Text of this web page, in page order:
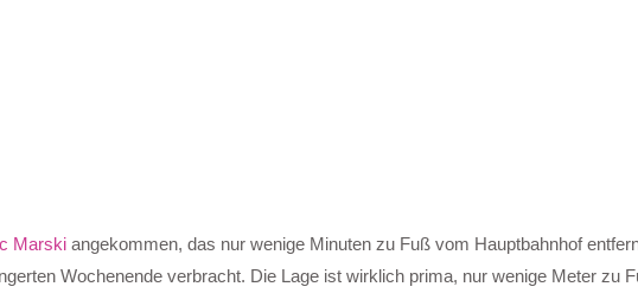
Marskiangekommen, das nur wenige Minuten zu Fuß vom Hauptbahnhof
Wochenende verbracht. Die Lage ist wirklich prima, nur wenige Meter zu